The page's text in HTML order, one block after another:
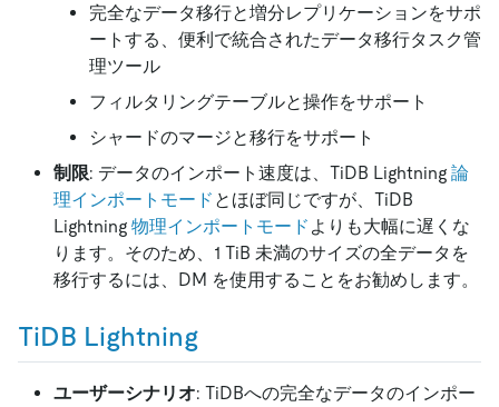
完全なデータ移行と増分レプリケーションをサポ
ートする、便利で統合されたデータ移行タスク管
理ツール
フィルタリングテーブルと操作をサポート
シャードのマージと移行をサポート
制限: データのインポート速度は、TiDB Lightning 論
理インポートモード とほぼ同じですが、TiDB
Lightning 物理インポートモード よりも大幅に遅くな
ります。そのため、1 TiB 未満のサイズの全データを
移行するには、DM を使用することをお勧めします。
TiDB Lightning
ユーザーシナリオ: TiDBへの完全なデータのインポー